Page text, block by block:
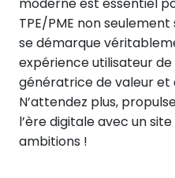
TPE/PME non
se démarque
expérience utilisateur
génératrice de valeur et
N’attendez plus,
l’ère digitale avec un
ambitions !